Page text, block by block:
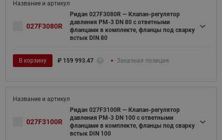
027F3080R
Ридан 027F3080R — Клапан-регулятор
давления PM-3 DN 80 с ответными
фланцами в комплекте, фланцы под сварку
встык DIN 80
В корзину ₽ 159 993.47 Заказная позиция
027F3100R
Ридан 027F3100R — Клапан-регулятор
давления PM-3 DN 100 с ответными
фланцами в комплекте, фланцы под сварку
встык DIN 100